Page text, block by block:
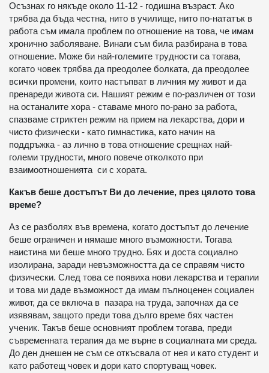
Осъзнах го някъде около 11-12 - годишна възраст. Ако
трябва да бъда честна, нито в училище, нито по-нататък в
работа съм имала проблем по отношение на това, че имам
хронично заболяване. Винаги съм била разбирана в това
отношение. Може би най-големите трудности са тогава,
когато човек трябва да преодолее болката, да преодолее
всички промени, които настъпват в личния му живот и да
пренареди живота си. Нашият режим е по-различен от този
на останалите хора - ставаме много по-рано за работа,
спазваме стриктен режим на прием на лекарства, дори и
чисто физически - като гимнастика, като начин на
поддръжка - аз лично в това отношение срещнах най-
големи трудности, много повече отколкото при
взаимоотношенията си с хората.
Какъв беше достъпът Ви до лечение, през цялото това
време?
Аз се разболях във времена, когато достъпът до лечение
беше ограничен и нямаше много възможности. Тогава
наистина ми беше много трудно. Бях и доста социално
изолирана, заради невъзможността да се справям чисто
физически. След това се появиха нови лекарства и терапии
и това ми даде възможност да имам пълноценен социален
живот, да се включа в пазара на труда, започнах да се
изявявам, защото преди това дълго време бях частен
ученик. Такъв беше основният проблем тогава, преди
съвременната терапия да ме върне в социалната ми среда.
До ден днешен не съм се откъсвала от нея и като студент и
като работещ човек и дори като спортуващ човек.